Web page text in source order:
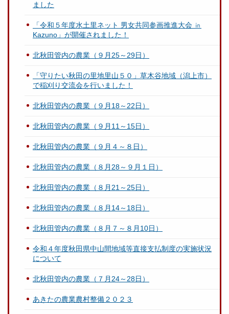
ました
「令和５年度水土里ネット 男女共同参画推進大会 ㏌
Kazuno」が開催されました！
北秋田管内の農業（９月25～29日）
「守りたい秋田の里地里山５０」草木谷地域（潟上市）
で稲刈り交流会を行いました！
北秋田管内の農業（９月18～22日）
北秋田管内の農業（９月11～15日）
北秋田管内の農業（９月４～８日）
北秋田管内の農業（８月28～９月１日）
北秋田管内の農業（８月21～25日）
北秋田管内の農業（８月14～18日）
北秋田管内の農業（８月７～８月10日）
令和４年度秋田県中山間地域等直接支払制度の実施状況
について
北秋田管内の農業（７月24～28日）
あきたの農業農村整備２０２３